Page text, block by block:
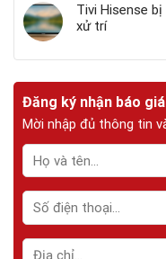
Tivi Hisense
xử trí
Đăng ký nhận báo giá
Mời nhập đủ thông tin